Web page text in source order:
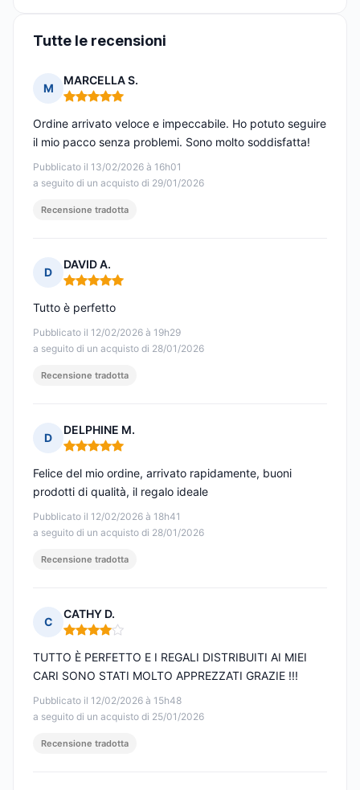
Tutte le recensioni
M
MARCELLA S.
Nota: 5 su 5
Pubblicato il 13/02/2026 à 16h01
a seguito di un acquisto di 29/01/2026
Ordine arrivato veloce e impeccabile. Ho potuto seguire
il mio pacco senza problemi. Sono molto soddisfatta!
Recensione tradotta
D
DAVID A.
Nota: 5 su 5
Pubblicato il 12/02/2026 à 19h29
a seguito di un acquisto di 28/01/2026
Tutto è perfetto
Recensione tradotta
D
DELPHINE M.
Nota: 5 su 5
Pubblicato il 12/02/2026 à 18h41
a seguito di un acquisto di 28/01/2026
Felice del mio ordine, arrivato rapidamente, buoni
prodotti di qualità, il regalo ideale
Recensione tradotta
C
CATHY D.
Nota: 4 su 5
Pubblicato il 12/02/2026 à 15h48
a seguito di un acquisto di 25/01/2026
TUTTO È PERFETTO E I REGALI DISTRIBUITI AI MIEI
CARI SONO STATI MOLTO APPREZZATI GRAZIE !!!
Recensione tradotta